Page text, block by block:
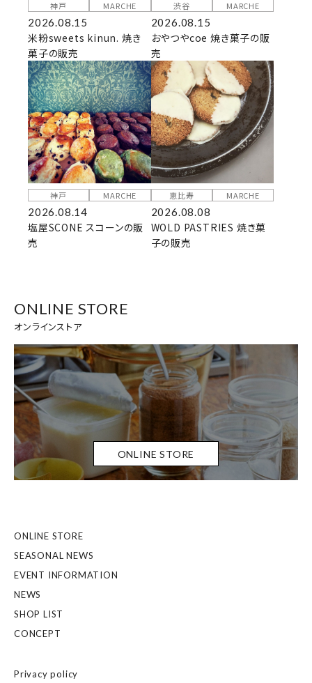
神戸 MARCHE
2026.08.15
米粉sweets kinun. 焼き
菓子の販売
渋谷 MARCHE
2026.08.15
おやつやcoe 焼き菓子の販
売
神戸 MARCHE
2026.08.14
塩屋SCONE スコーンの販
売
恵比寿 MARCHE
2026.08.08
WOLD PASTRIES 焼き菓
子の販売
ONLINE STORE
オンラインストア
ONLINE STORE
ONLINE STORE
SEASONAL NEWS
EVENT INFORMATION
NEWS
SHOP LIST
CONCEPT
Privacy policy